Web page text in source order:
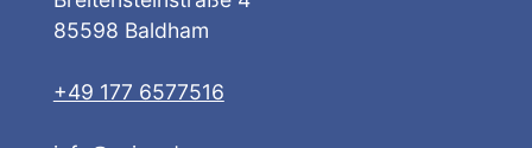
85598 Baldham
+49 177 6577516